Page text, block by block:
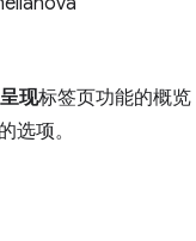
呈现标签页功能的概
选项。